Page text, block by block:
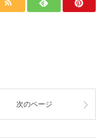
次のページ